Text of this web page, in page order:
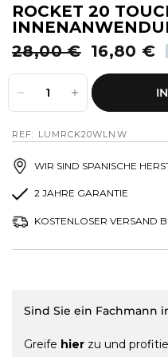
ROCKET 20
28,00 € 16,80 €
REF: LUMRCK20WLNW
WIR SIND SPANISCHE
2 JAHRE GARANTIE
KOSTENLOSER VERSAND
Sind Sie ein Fachmann
Greife hier zu und